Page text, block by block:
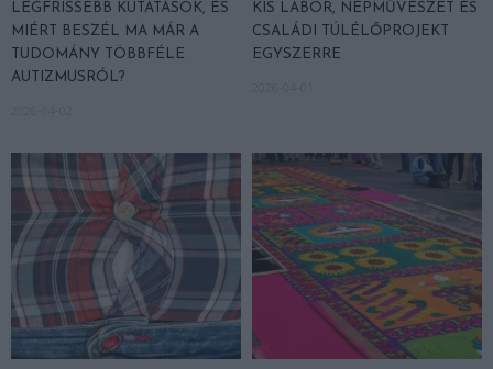
LEGFRISSEBB KUTATÁSOK, ÉS
MIÉRT BESZÉL MA MÁR A
TUDOMÁNY TÖBBFÉLE
AUTIZMUSRÓL?
KIS LABOR, NÉPMŰVÉSZET ÉS
CSALÁDI TÚLÉLŐPROJEKT
EGYSZERRE